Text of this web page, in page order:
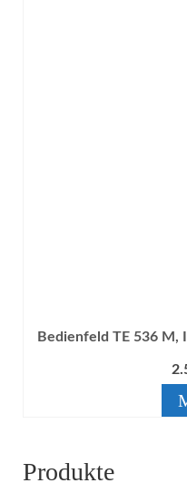
Bedienfeld TE 536 M,
Produkte